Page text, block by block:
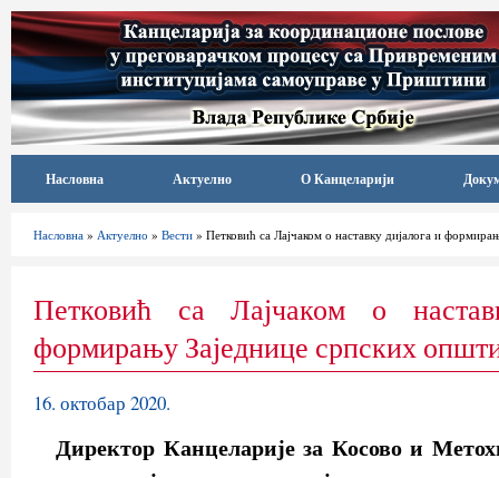
Насловна Актуелно О Канцеларији
Насловна » Актуелно » Вести » Петковић са Лајчаком о наставку дијалога и
Петковић са Лајчаком о
формирању Заједнице српских
16. октобар 2020.
Директор Канцеларије за Косово и